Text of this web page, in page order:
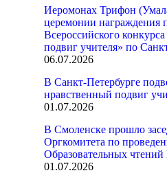
Иеромонах Трифон
церемонии награждения
Всероссийского
подвиг учителя» по
06.07.2026
В Санкт-Петербурге
нравственный подвиг
01.07.2026
В Смоленске прошло
Оргкомитета по
Образовательных
01.07.2026